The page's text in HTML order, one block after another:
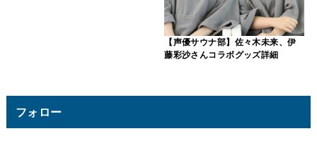
【声優サウナ部】佐々木未来、伊
藤彩沙さんコラボグッズ詳細
フォロー